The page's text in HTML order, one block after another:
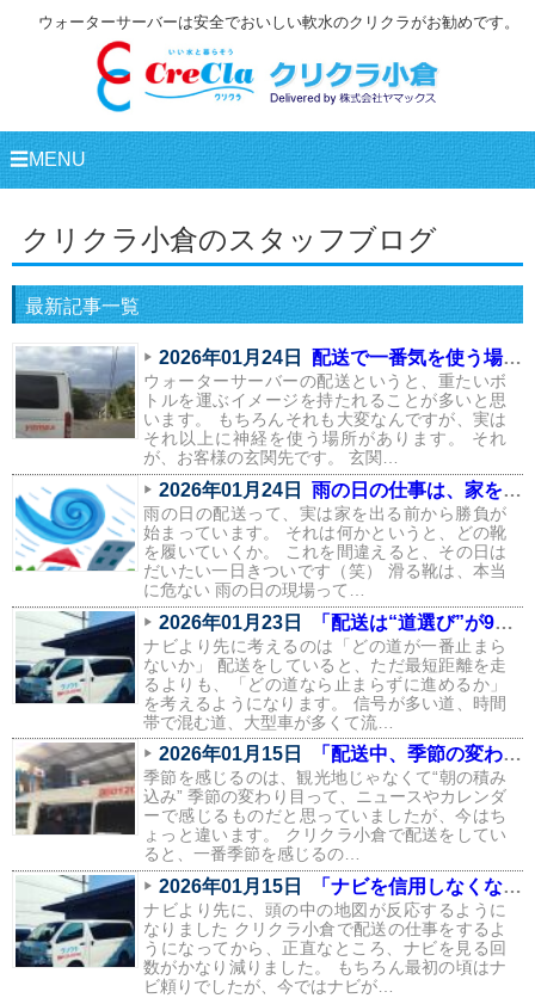
ウォーターサーバーは安全でおいしい軟水のクリクラがお勧めです。
☰MENU
クリクラ小倉のスタッフブログ
最新記事一覧
2026年01月24日 配送で一番気を使う場所は、実はここ
ウォーターサーバーの配送というと、重たいボ
トルを運ぶイメージを持たれることが多いと思
います。 もちろんそれも大変なんですが、実は
それ以上に神経を使う場所があります。 それ
が、お客様の玄関先です。 玄関…
2026年01月24日 雨の日の仕事は、家を出る前から始まっている
雨の日の配送って、実は家を出る前から勝負が
始まっています。 それは何かというと、どの靴
を履いていくか。 これを間違えると、その日は
だいたい一日きついです（笑） 滑る靴は、本当
に危ない 雨の日の現場って…
2026年01月23日 「配送は“道選び”が9割。信号と渋滞を避けるルートの話」
ナビより先に考えるのは「どの道が一番止まら
ないか」 配送をしていると、ただ最短距離を走
るよりも、「どの道なら止まらずに進めるか」
を考えるようになります。 信号が多い道、時間
帯で混む道、大型車が多くて流…
2026年01月15日 「配送中、季節の変わり目を一番感じるのはこの瞬間」
季節を感じるのは、観光地じゃなくて“朝の積み
込み” 季節の変わり目って、ニュースやカレンダ
ーで感じるものだと思っていましたが、今はち
ょっと違います。 クリクラ小倉で配送をしてい
ると、一番季節を感じるの…
2026年01月15日 「ナビを信用しなくなりました。配送で身についた“地元の勘”」
ナビより先に、頭の中の地図が反応するように
なりました クリクラ小倉で配送の仕事をするよ
うになってから、正直なところ、ナビを見る回
数がかなり減りました。 もちろん最初の頃はナ
ビ頼りでしたが、今ではナビが…